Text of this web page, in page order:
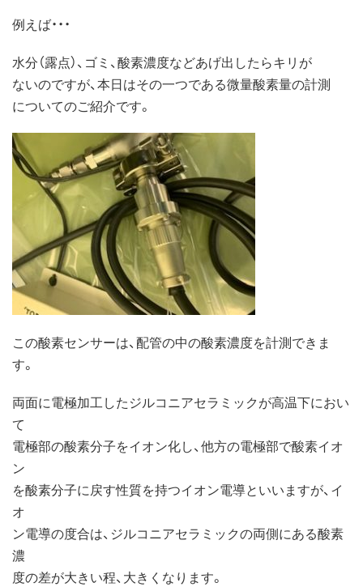
例えば・・・
水分（露点）、ゴミ、酸素濃度などあげ出したらキリが
ないのですが、本日はその一つである微量酸素量の計測
についてのご紹介です。
この酸素センサーは、配管の中の酸素濃度を計測できま
す。
両面に電極加工したジルコニアセラミックが高温下におい
て
電極部の酸素分子をイオン化し、他方の電極部で酸素イオ
ン
を酸素分子に戻す性質を持つイオン電導といいますが、イ
オ
ン電導の度合は、ジルコニアセラミックの両側にある酸素
濃
度の差が大きい程、大きくなります。